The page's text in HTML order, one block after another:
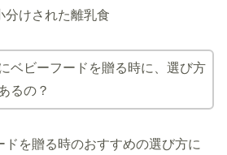
ベビーフードを贈る時に、選び方
るの？
ドを贈る時のおすすめの選び方に